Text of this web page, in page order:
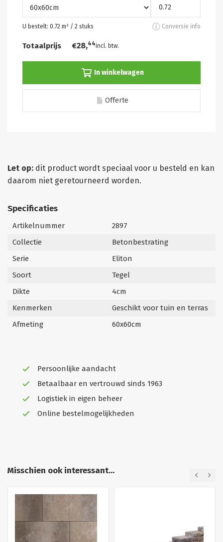
U bestelt: 0.72 m² / 2 stuks Conversie info
Totaalprijs €28,44incl. btw.
In winkelwagen
Offerte
Let op: dit product wordt speciaal voor u besteld en kan
daarom niet geretourneerd worden.
Specificaties
Artikelnummer
2897
Collectie
Betonbestrating
Serie
Eliton
Soort
Tegel
Dikte
4cm
Kenmerken
Geschikt voor tuin en terras
Afmeting
60x60cm
Persoonlijke aandacht
Betaalbaar en vertrouwd sinds 1963
Logistiek in eigen beheer
Online bestelmogelijkheden
Misschien ook interessant...